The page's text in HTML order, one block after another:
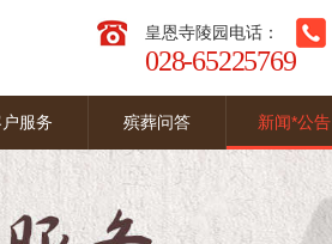
皇恩寺陵园电话：
028-65225769
服务 殡葬问答 新闻*公告